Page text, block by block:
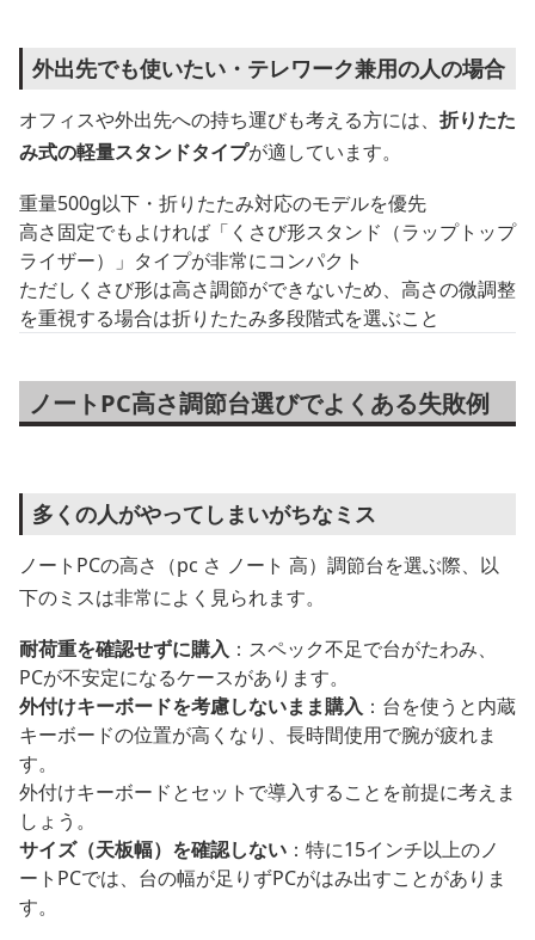
外出先でも使いたい・テレワーク兼用の人の場合
オフィスや外出先への持ち運びも考える方には、 折りたた
み式の軽量スタンドタイプが適しています。
重量500g以下・折りたたみ対応のモデルを優先
高さ固定でもよければ「くさび形スタンド（ラップトップ
ライザー）」タイプが非常にコンパクト
ただしくさび形は高さ調節ができないため、高さの微調整
を重視する場合は折りたたみ多段階式を選ぶこと
ノートPC高さ調節台選びでよくある失敗例
多くの人がやってしまいがちなミス
ノートPCの高さ（pc さ ノート 高）調節台を選ぶ際、以
下のミスは非常によく見られます。
耐荷重を確認せずに購入 ：スペック不足で台がたわみ、
PCが不安定になるケースがあります。
外付けキーボードを考慮しないまま購入 ：台を使うと内蔵
キーボードの位置が高くなり、長時間使用で腕が疲れま
す。
外付けキーボードとセットで導入することを前提に考えま
しょう。
サイズ（天板幅）を確認しない ：特に15インチ以上のノ
ートPCでは、台の幅が足りずPCがはみ出すことがありま
す。